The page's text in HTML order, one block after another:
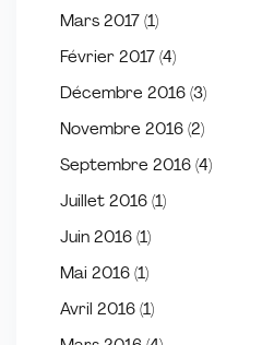
Mars 2017 (1)
Février 2017 (4)
Décembre 2016 (3)
Novembre 2016 (2)
Septembre 2016 (4)
Juillet 2016 (1)
Juin 2016 (1)
Mai 2016 (1)
Avril 2016 (1)